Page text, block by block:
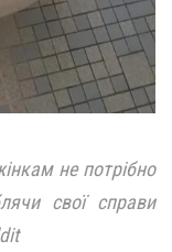
не потрібно
свої справи